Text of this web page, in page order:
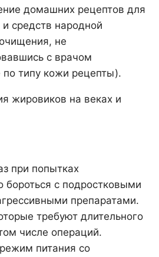
домашних рецептов для
средств народной
не
с врачом
типу кожи рецепты).
при попытках
бороться с подростковыми
препаратами.
требуют длительного
числе операций.
питания со